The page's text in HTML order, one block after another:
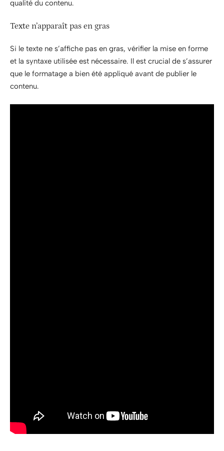
qualité du contenu.
Texte n’apparaît pas en gras
Si le texte ne s’affiche pas en gras, vérifier la mise en forme
et la syntaxe utilisée est nécessaire. Il est crucial de s’assurer
que le formatage a bien été appliqué avant de publier le
contenu.